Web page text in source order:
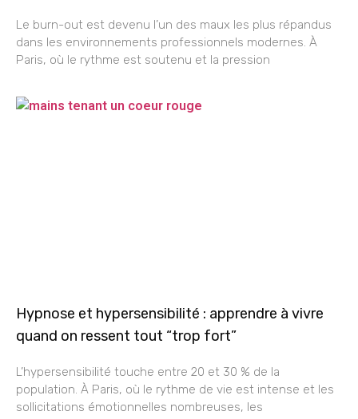
Le burn-out est devenu l’un des maux les plus répandus
dans les environnements professionnels modernes. À
Paris, où le rythme est soutenu et la pression
Hypnose et hypersensibilité : apprendre à vivre
quand on ressent tout “trop fort”
L’hypersensibilité touche entre 20 et 30 % de la
population. À Paris, où le rythme de vie est intense et les
sollicitations émotionnelles nombreuses, les